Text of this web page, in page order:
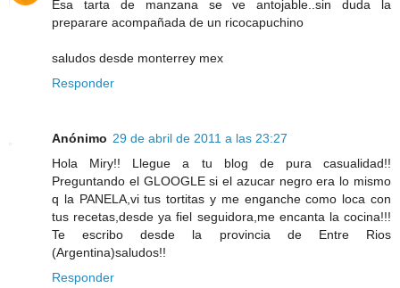
Esa tarta de manzana se ve antojable..sin duda la
preparare acompañada de un ricocapuchino
saludos desde monterrey mex
Responder
Anónimo 29 de abril de 2011 a las 23:27
Hola Miry!! Llegue a tu blog de pura casualidad!!
Preguntando el GLOOGLE si el azucar negro era lo mismo
q la PANELA,vi tus tortitas y me enganche como loca con
tus recetas,desde ya fiel seguidora,me encanta la cocina!!!
Te escribo desde la provincia de Entre Rios
(Argentina)saludos!!
Responder